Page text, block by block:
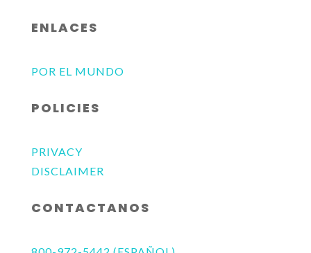
ENLACES
POR EL MUNDO
POLICIES
PRIVACY
DISCLAIMER
CONTACTANOS